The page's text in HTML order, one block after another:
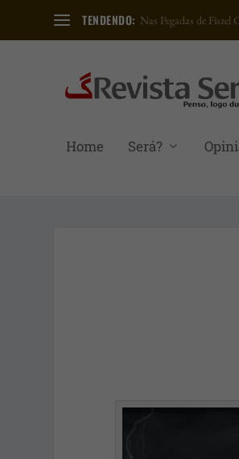
TENDENDO: Nas Pegadas de
Home Será?